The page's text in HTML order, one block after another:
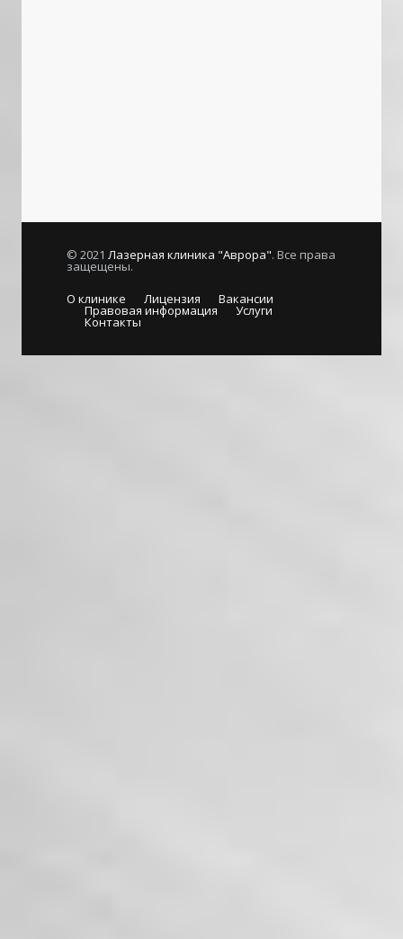
© 2021 Лазерная клиника "Аврора". Все права
защещены.
О клинике
Лицензия Вакансии
Правовая информация Услуги
Контакты